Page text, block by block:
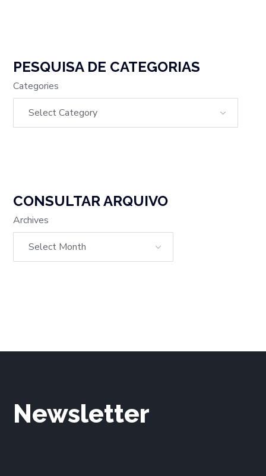
PESQUISA DE CATEGORIAS
Categories
CONSULTAR ARQUIVO
Archives
Newsletter